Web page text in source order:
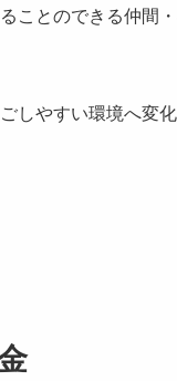
ことのできる仲間
しやすい環境へ変